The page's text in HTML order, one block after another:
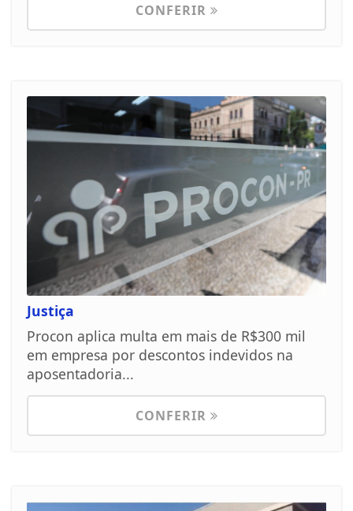
CONFERIR
Justiça
Procon aplica multa em mais de R$300 mil
em empresa por descontos indevidos na
aposentadoria...
CONFERIR